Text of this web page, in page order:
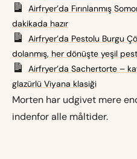
Airfryer’da Fırınlanmış
dakikada hazır
Airfryer’da Pestolu Burgu
dolanmış, her dönüşte yeşil
Airfryer’da Sachertorte –
glazürlü Viyana klasiği
Morten har udgivet mere
indenfor alle måltider.